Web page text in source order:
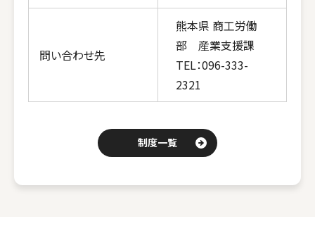
問い合わせ先
熊本県 商工労働
部 産業支援課
TEL：096-333-
2321
制度一覧